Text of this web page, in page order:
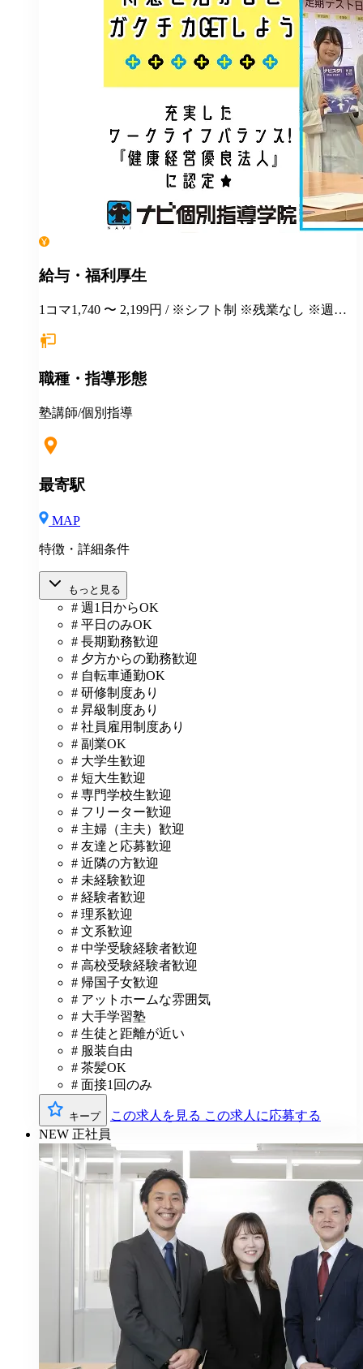
給与・福利厚生
1コマ1,740 〜 2,199円 / ※シフト制 ※残業なし ※週１
等にも別途お支払いします(規定あり) ＊有給休暇あり
度あり⇒グループ会社の割引制度が使えます！ ＊産
あり(社会人講師で月87時間以上の勤務がある方が対
職種・指導形態
塾講師/個別指導
最寄駅
MAP
特徴・詳細条件
もっと見る
# 週1日からOK
# 平日のみOK
# 長期勤務歓迎
# 夕方からの勤務歓迎
# 自転車通勤OK
# 研修制度あり
# 昇級制度あり
# 社員雇用制度あり
# 副業OK
# 大学生歓迎
# 短大生歓迎
# 専門学校生歓迎
# フリーター歓迎
# 主婦（主夫）歓迎
# 友達と応募歓迎
# 近隣の方歓迎
# 未経験歓迎
# 経験者歓迎
# 理系歓迎
# 文系歓迎
# 中学受験経験者歓迎
# 高校受験経験者歓迎
# 帰国子女歓迎
# アットホームな雰囲気
# 大手学習塾
# 生徒と距離が近い
# 服装自由
# 茶髪OK
# 面接1回のみ
キープ この求人を見る この求人に応募する
NEW 正社員